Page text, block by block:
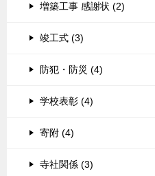
増築工事 感謝状 (2)
竣工式 (3)
防犯・防災 (4)
学校表彰 (4)
寄附 (4)
寺社関係 (3)